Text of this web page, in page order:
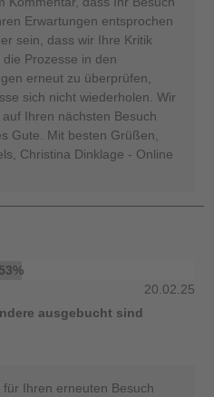
Erwartungen entsprochen
sein, dass wir Ihre Kritik
Prozesse in den
erneut zu überprüfen,
sich nicht wiederholen. Wir
Ihren nächsten Besuch
Gute. Mit besten Grüßen,
Christina Dinklage - Online
53%
20.02.25
ausgebucht sind
Ihren erneuten Besuch